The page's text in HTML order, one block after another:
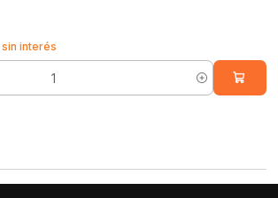
sin interés